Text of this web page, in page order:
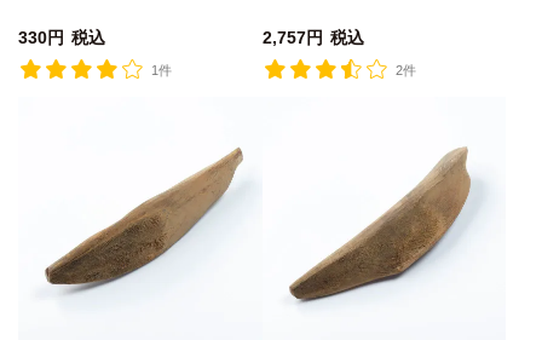
330 税込
1件
2,757 税込
2件